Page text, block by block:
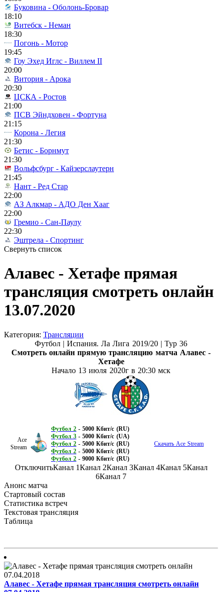
Буковина - Оболонь-Бровар
18:10
Витебск - Неман
18:30
Погонь - Мотор
19:45
Гоу Эхед Иглс - Виллем II
20:00
Витория - Арока
20:30
ЦСКА - Ростов
21:00
ПСВ Эйндховен - Фортуна
21:15
Корона - Легия
21:30
Бетис - Борнмут
21:30
Вольфсбург - Кайзерслаутерн
21:45
Нант - Ред Стар
22:00
АЗ Алкмар - АДО Ден Хааг
22:00
Гремио - Сан-Паулу
22:30
Эштрела - Спортинг
Свернуть список
Алавес - Хетафе прямая
трансляция смотреть онлайн
13.07.2020
Категория: Трансляции
Футбол | Испания. Ла Лига 2019/20 | Тур 36
Смотреть онлайн прямую трансляцию матча Алавес -
Хетафе
Начало 13 июля 2020г в 20:30 мск
Ace
Stream
Футбол 2 - 5000 Кбит/с (RU)
Футбол 3 - 5000 Кбит/с (UA)
Футбол 2 - 5000 Кбит/с (RU)
Футбол 2 - 5000 Кбит/с (RU)
Футбол 2 - 9000 Кбит/с (RU)
Скачать Ace Stream
ОтключитьКанал 1Канал 2Канал 3Канал 4Канал 5Канал
6Канал 7
Анонс матча
Стартовый состав
Статистика встреч
Текстовая трансляция
Таблица
Алавес - Хетафе прямая трансляция смотреть онлайн